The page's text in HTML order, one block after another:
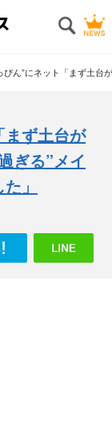
ぴん”にネット「まず土台
まず土台が
ぎる”メイ
」